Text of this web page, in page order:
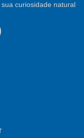
curiosidade natural